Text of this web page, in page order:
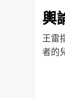
輿
王雷
者的